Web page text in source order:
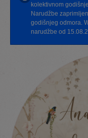
kolektivnom
Narudžbe
godišnjeg odmora.
narudžbe od